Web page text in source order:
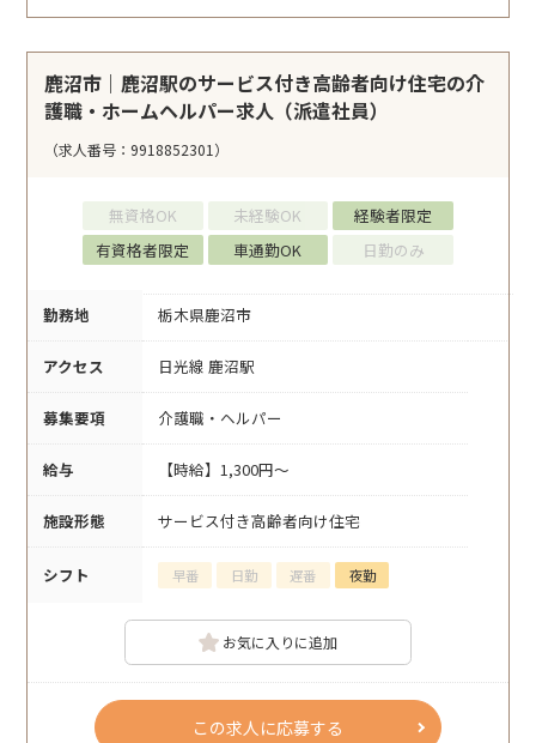
鹿沼市｜鹿沼駅のサービス付き高齢者向け住宅の介
護職・ホームヘルパー求人（派遣社員）
（求人番号：9918852301）
無資格OK 未経験OK
経験者限定
有資格者限定
車通勤OK 日勤のみ
勤務地 栃木県鹿沼市
アクセス 日光線 鹿沼駅
募集要項 介護職・ヘルパー
給与 【時給】1,300円～
施設形態 サービス付き高齢者向け住宅
シフト 早番 日勤 遅番 夜勤
お気に入りに追加
この求人に応募する